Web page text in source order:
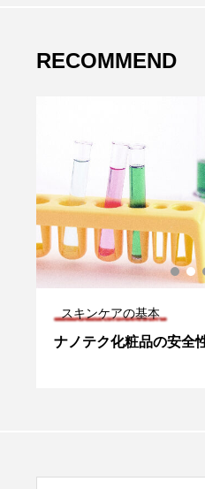
RECOMMEND
スキンケアの基本
ナノテク化粧品の安全